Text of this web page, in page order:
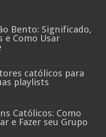
Bento: Significado,
e Como Usar
católicos para
playlists
Católicos: Como
e Fazer seu Grupo